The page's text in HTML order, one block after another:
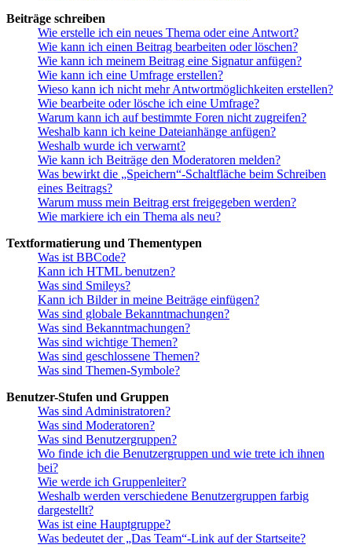
Beiträge schreiben
Wie erstelle ich ein neues Thema oder eine Antwort?
Wie kann ich einen Beitrag bearbeiten oder löschen?
Wie kann ich meinem Beitrag eine Signatur anfügen?
Wie kann ich eine Umfrage erstellen?
Wieso kann ich nicht mehr Antwortmöglichkeiten erstellen?
Wie bearbeite oder lösche ich eine Umfrage?
Warum kann ich auf bestimmte Foren nicht zugreifen?
Weshalb kann ich keine Dateianhänge anfügen?
Weshalb wurde ich verwarnt?
Wie kann ich Beiträge den Moderatoren melden?
Was bewirkt die „Speichern“-Schaltfläche beim Schreiben
eines Beitrags?
Warum muss mein Beitrag erst freigegeben werden?
Wie markiere ich ein Thema als neu?
Textformatierung und Thementypen
Was ist BBCode?
Kann ich HTML benutzen?
Was sind Smileys?
Kann ich Bilder in meine Beiträge einfügen?
Was sind globale Bekanntmachungen?
Was sind Bekanntmachungen?
Was sind wichtige Themen?
Was sind geschlossene Themen?
Was sind Themen-Symbole?
Benutzer-Stufen und Gruppen
Was sind Administratoren?
Was sind Moderatoren?
Was sind Benutzergruppen?
Wo finde ich die Benutzergruppen und wie trete ich ihnen
bei?
Wie werde ich Gruppenleiter?
Weshalb werden verschiedene Benutzergruppen farbig
dargestellt?
Was ist eine Hauptgruppe?
Was bedeutet der „Das Team“-Link auf der Startseite?